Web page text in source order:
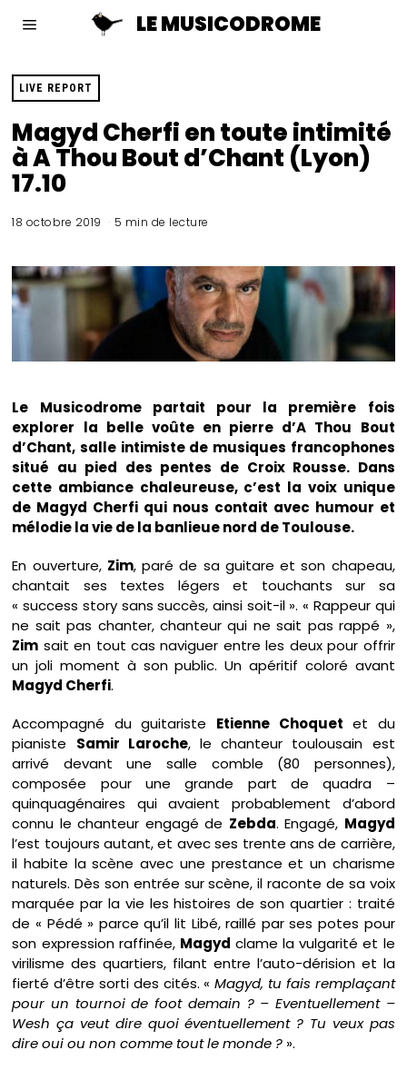
LE MUSICODROME
LIVE REPORT
Magyd Cherfi en toute intimité
à A Thou Bout d’Chant (Lyon)
17.10
18 octobre 2019 5 min de lecture
Le Musicodrome partait pour la première fois
explorer la belle voûte en pierre d’A Thou Bout
d’Chant, salle intimiste de musiques francophones
situé au pied des pentes de Croix Rousse. Dans
cette ambiance chaleureuse, c’est la voix unique
de Magyd Cherfi qui nous contait avec humour et
mélodie la vie de la banlieue nord de Toulouse.
En ouverture, Zim, paré de sa guitare et son chapeau,
chantait ses textes légers et touchants sur sa
« success story sans succès, ainsi soit-il ». « Rappeur qui
ne sait pas chanter, chanteur qui ne sait pas rappé »,
Zim sait en tout cas naviguer entre les deux pour offrir
un joli moment à son public. Un apéritif coloré avant
Magyd Cherfi.
Accompagné du guitariste Etienne Choquet et du
pianiste Samir Laroche, le chanteur toulousain est
arrivé devant une salle comble (80 personnes),
composée pour une grande part de quadra –
quinquagénaires qui avaient probablement d’abord
connu le chanteur engagé de Zebda. Engagé, Magyd
l’est toujours autant, et avec ses trente ans de carrière,
il habite la scène avec une prestance et un charisme
naturels. Dès son entrée sur scène, il raconte de sa voix
marquée par la vie les histoires de son quartier : traité
de « Pédé » parce qu’il lit Libé, raillé par ses potes pour
son expression raffinée, Magyd clame la vulgarité et le
virilisme des quartiers, filant entre l’auto-dérision et la
fierté d’être sorti des cités. «Magyd, tu fais remplaçant
pour un tournoi de foot demain ? – Eventuellement –
Wesh ça veut dire quoi éventuellement ? Tu veux pas
dire oui ou non comme tout le monde ? ».